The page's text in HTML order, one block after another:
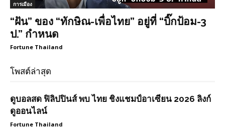
การเมือง
“ฝัน” ของ “ทักษิณ-เพื่อไทย” อยู่ที่ “บิ๊กป้อม-3
ป.” กำหนด
Fortune Thailand
โพสต์ล่าสุด
ดูบอลสด ฟิลิปปินส์ พบ ไทย ชิงแชมป์อาเซียน 2026 ลิงก์
ดูออนไลน์
Fortune Thailand